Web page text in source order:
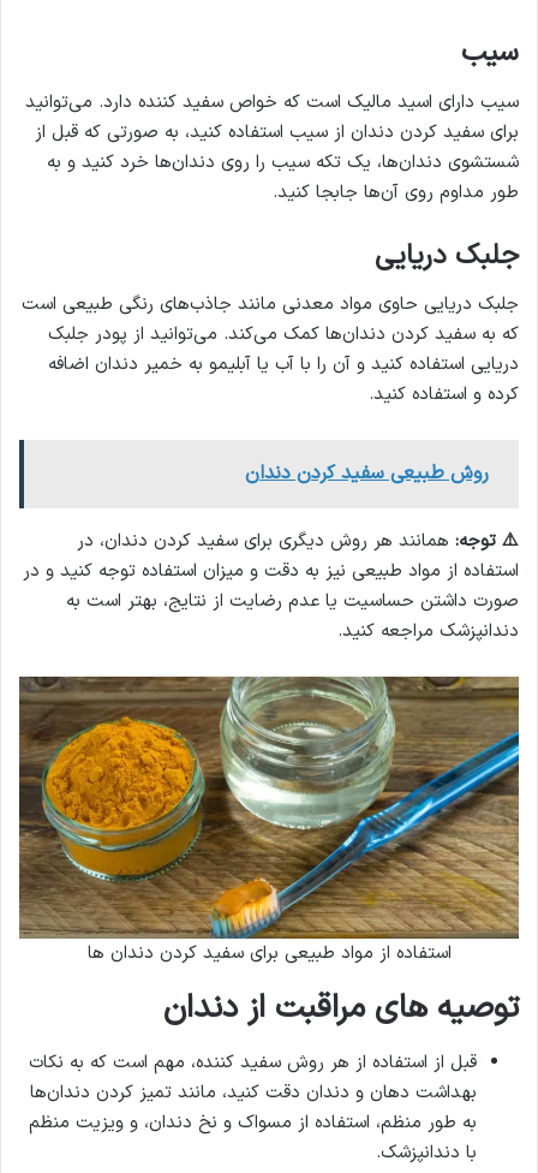
سیب
سیب دارای اسید مالیک است که خواص سفید کننده دارد. می‌توانید
برای سفید کردن دندان از سیب استفاده کنید، به صورتی که قبل از
شستشوی دندان‌ها، یک تکه سیب را روی دندان‌ها خرد کنید و به
طور مداوم روی آن‌ها جابجا کنید.
جلبک دریایی
جلبک دریایی حاوی مواد معدنی مانند جاذب‌های رنگی طبیعی است
که به سفید کردن دندان‌ها کمک می‌کند. می‌توانید از پودر جلبک
دریایی استفاده کنید و آن را با آب یا آبلیمو به خمیر دندان اضافه
کرده و استفاده کنید.
روش طبیعی سفید کردن دندان
⚠️ توجه: همانند هر روش دیگری برای سفید کردن دندان، در
استفاده از مواد طبیعی نیز به دقت و میزان استفاده توجه کنید و در
صورت داشتن حساسیت یا عدم رضایت از نتایج، بهتر است به
دندانپزشک مراجعه کنید.
استفاده از مواد طبیعی برای سفید کردن دندان ها
توصیه های مراقبت از دندان
قبل از استفاده از هر روش سفید کننده، مهم است که به نکات
بهداشت دهان و دندان دقت کنید، مانند تمیز کردن دندان‌ها
به طور منظم، استفاده از مسواک و نخ دندان، و ویزیت منظم
با دندانپزشک.